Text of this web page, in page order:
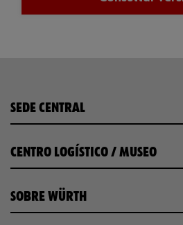
SEDE CENTRAL
CENTRO LOGÍSTICO / MUSEO
SOBRE WÜRTH